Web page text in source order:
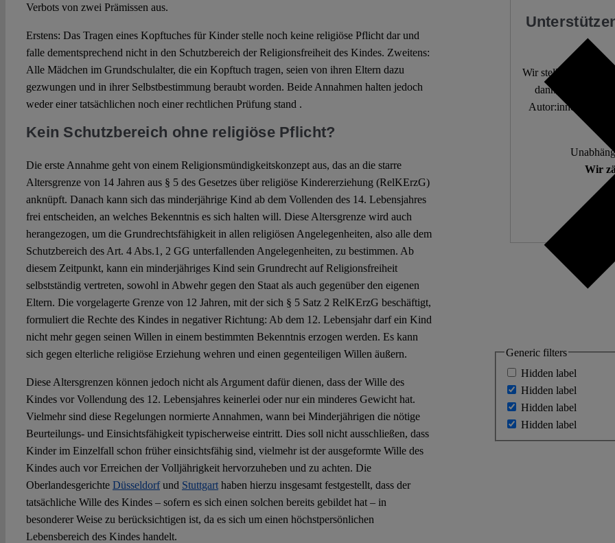
Generic filters
Hidden label
Hidden label
Hidden label
Hidden label
Verbots von zwei Prämissen aus.
Erstens: Das Tragen eines Kopftuches für Kinder stelle noch keine religiöse Pflicht dar und
falle dementsprechend nicht in den Schutzbereich der Religionsfreiheit des Kindes. Zweitens:
Alle Mädchen im Grundschulalter, die ein Kopftuch tragen, seien von ihren Eltern dazu
gezwungen und in ihrer Selbstbestimmung beraubt worden. Beide Annahmen halten jedoch
weder einer tatsächlichen noch einer rechtlichen Prüfung stand .
Kein Schutzbereich ohne religiöse Pflicht?
Die erste Annahme geht von einem Religionsmündigkeitskonzept aus, das an die starre
Altersgrenze von 14 Jahren aus § 5 des Gesetzes über religiöse Kindererziehung (RelKErzG)
anknüpft. Danach kann sich das minderjährige Kind ab dem Vollenden des 14. Lebensjahres
frei entscheiden, an welches Bekenntnis es sich halten will. Diese Altersgrenze wird auch
herangezogen, um die Grundrechtsfähigkeit in allen religiösen Angelegenheiten, also alle dem
Schutzbereich des Art. 4 Abs.1, 2 GG unterfallenden Angelegenheiten, zu bestimmen. Ab
diesem Zeitpunkt, kann ein minderjähriges Kind sein Grundrecht auf Religionsfreiheit
selbstständig vertreten, sowohl in Abwehr gegen den Staat als auch gegenüber den eigenen
Eltern. Die vorgelagerte Grenze von 12 Jahren, mit der sich § 5 Satz 2 RelKErzG beschäftigt,
formuliert die Rechte des Kindes in negativer Richtung: Ab dem 12. Lebensjahr darf ein Kind
nicht mehr gegen seinen Willen in einem bestimmten Bekenntnis erzogen werden. Es kann
sich gegen elterliche religiöse Erziehung wehren und einen gegenteiligen Willen äußern.
Diese Altersgrenzen können jedoch nicht als Argument dafür dienen, dass der Wille des
Kindes vor Vollendung des 12. Lebensjahres keinerlei oder nur ein minderes Gewicht hat.
Vielmehr sind diese Regelungen normierte Annahmen, wann bei Minderjährigen die nötige
Beurteilungs- und Einsichtsfähigkeit typischerweise eintritt. Dies soll nicht ausschließen, dass
Kinder im Einzelfall schon früher einsichtsfähig sind, vielmehr ist der ausgeformte Wille des
Kindes auch vor Erreichen der Volljährigkeit hervorzuheben und zu achten. Die
Oberlandesgerichte Düsseldorfund Stuttgarthaben hierzu insgesamt festgestellt, dass der
tatsächliche Wille des Kindes – sofern es sich einen solchen bereits gebildet hat – in
besonderer Weise zu berücksichtigen ist, da es sich um einen höchstpersönlichen
Lebensbereich des Kindes handelt.
Wir stellen fundierte
dann, wenn die
Autor:innen.
Wir